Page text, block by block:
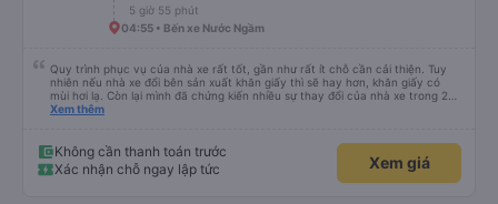
5 giờ 55 phút
04:55 • Bến xe Nước Ngầm
Quy trình phục vụ của nhà xe rất tốt, gần như rất ít chỗ cần cải thiện. Tuy
nhiên nếu nhà xe đổi bên sản xuất khăn giấy thì sẽ hay hơn, khăn giấy có
mùi hơi lạ. Còn lại mình đã chứng kiến nhiều sự thay đổi của nhà xe trong 2
tháng vừa rồi: tài xế và phụ xe ngày càng thân thiện, quy trình phục vụ rõ
Xem thêm
Không cần thanh toán trước
Xác nhận chỗ ngay lập tức
Xem giá